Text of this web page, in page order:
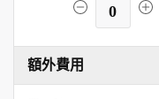
0
額外費用